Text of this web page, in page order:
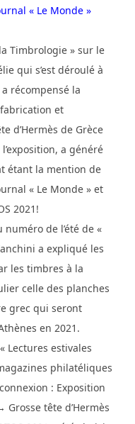
« Le Monde »
Timbrologie » sur le
qui s’est déroulé à
récompensé la
et
d’Hermès de Grèce
a généré
étant la mention de
« Le Monde » et
2021!
de l’été de «
a expliqué les
les timbres à la
celle des planches
grec qui seront
en 2021.
Lectures estivales
philatéliques
: Exposition
tête d’Hermès